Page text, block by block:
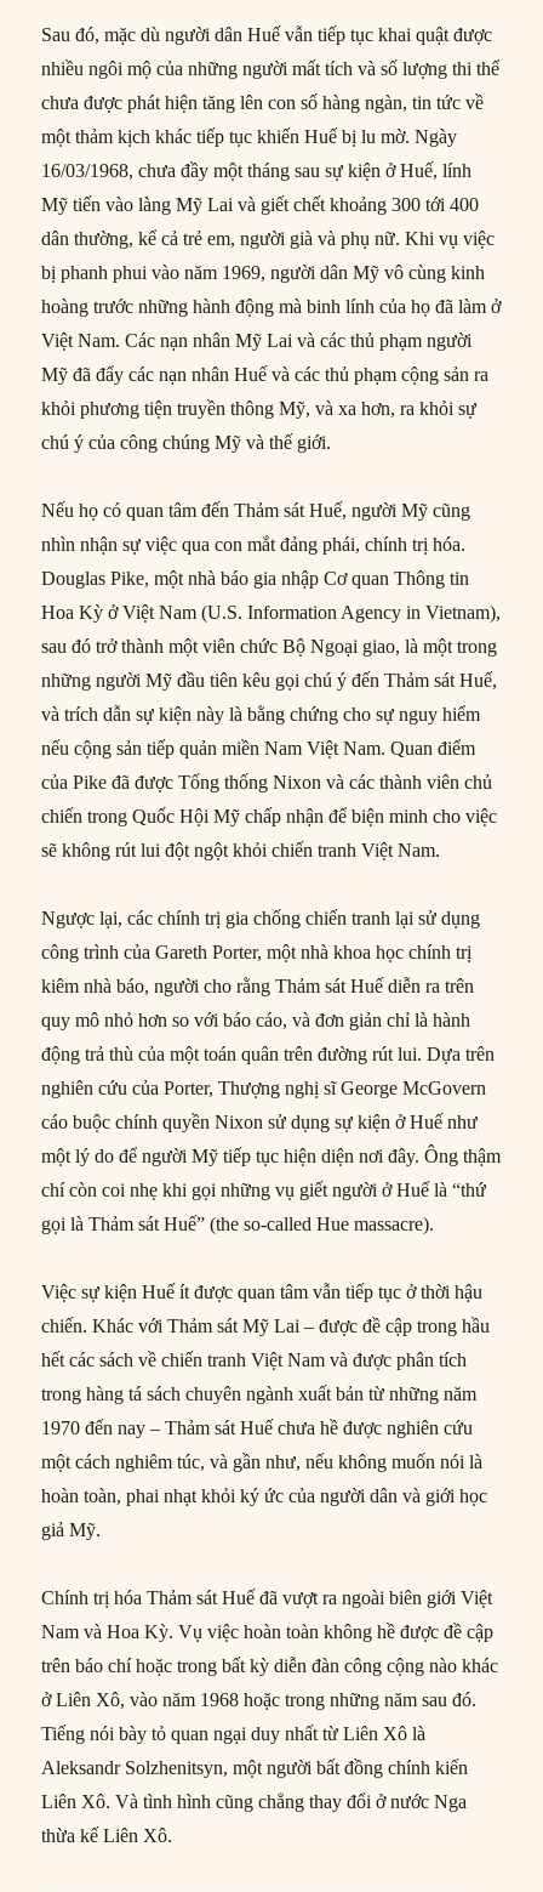
Sau đó, mặc dù người dân Huế vẫn tiếp tục khai quật được
nhiều ngôi mộ của những người mất tích và số lượng thi thể
chưa được phát hiện tăng lên con số hàng ngàn, tin tức về
một thảm kịch khác tiếp tục khiến Huế bị lu mờ. Ngày
16/03/1968, chưa đầy một tháng sau sự kiện ở Huế, lính
Mỹ tiến vào làng Mỹ Lai và giết chết khoảng 300 tới 400
dân thường, kể cả trẻ em, người già và phụ nữ. Khi vụ việc
bị phanh phui vào năm 1969, người dân Mỹ vô cùng kinh
hoàng trước những hành động mà binh lính của họ đã làm ở
Việt Nam. Các nạn nhân Mỹ Lai và các thủ phạm người
Mỹ đã đẩy các nạn nhân Huế và các thủ phạm cộng sản ra
khỏi phương tiện truyền thông Mỹ, và xa hơn, ra khỏi sự
chú ý của công chúng Mỹ và thế giới.
Nếu họ có quan tâm đến Thảm sát Huế, người Mỹ cũng
nhìn nhận sự việc qua con mắt đảng phái, chính trị hóa.
Douglas Pike, một nhà báo gia nhập Cơ quan Thông tin
Hoa Kỳ ở Việt Nam (U.S. Information Agency in Vietnam),
sau đó trở thành một viên chức Bộ Ngoại giao, là một trong
những người Mỹ đầu tiên kêu gọi chú ý đến Thảm sát Huế,
và trích dẫn sự kiện này là bằng chứng cho sự nguy hiểm
nếu cộng sản tiếp quản miền Nam Việt Nam. Quan điểm
của Pike đã được Tổng thống Nixon và các thành viên chủ
chiến trong Quốc Hội Mỹ chấp nhận để biện minh cho việc
sẽ không rút lui đột ngột khỏi chiến tranh Việt Nam.
Ngược lại, các chính trị gia chống chiến tranh lại sử dụng
công trình của Gareth Porter, một nhà khoa học chính trị
kiêm nhà báo, người cho rằng Thảm sát Huế diễn ra trên
quy mô nhỏ hơn so với báo cáo, và đơn giản chỉ là hành
động trả thù của một toán quân trên đường rút lui. Dựa trên
nghiên cứu của Porter, Thượng nghị sĩ George McGovern
cáo buộc chính quyền Nixon sử dụng sự kiện ở Huế như
một lý do để người Mỹ tiếp tục hiện diện nơi đây. Ông thậm
chí còn coi nhẹ khi gọi những vụ giết người ở Huế là “thứ
gọi là Thảm sát Huế” (the so-called Hue massacre).
Việc sự kiện Huế ít được quan tâm vẫn tiếp tục ở thời hậu
chiến. Khác với Thảm sát Mỹ Lai – được đề cập trong hầu
hết các sách về chiến tranh Việt Nam và được phân tích
trong hàng tá sách chuyên ngành xuất bản từ những năm
1970 đến nay – Thảm sát Huế chưa hề được nghiên cứu
một cách nghiêm túc, và gần như, nếu không muốn nói là
hoàn toàn, phai nhạt khỏi ký ức của người dân và giới học
giả Mỹ.
Chính trị hóa Thảm sát Huế đã vượt ra ngoài biên giới Việt
Nam và Hoa Kỳ. Vụ việc hoàn toàn không hề được đề cập
trên báo chí hoặc trong bất kỳ diễn đàn công cộng nào khác
ở Liên Xô, vào năm 1968 hoặc trong những năm sau đó.
Tiếng nói bày tỏ quan ngại duy nhất từ Liên Xô là
Aleksandr Solzhenitsyn, một người bất đồng chính kiến
Liên Xô. Và tình hình cũng chẳng thay đổi ở nước Nga
thừa kế Liên Xô.